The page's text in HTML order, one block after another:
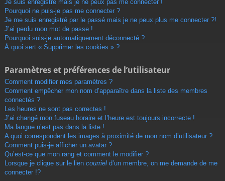
Je suis enregistré mais je ne peux pas me connecter !
Pourquoi ne puis-je pas me connecter ?
Je me suis enregistré par le passé mais je ne peux plus me connecter ?!
J’ai perdu mon mot de passe !
Pourquoi suis-je automatiquement déconnecté ?
À quoi sert « Supprimer les cookies » ?
Paramètres et préférences de l’utilisateur
Comment modifier mes paramètres ?
Comment empêcher mon nom d’apparaître dans la liste des membres
connectés ?
Les heures ne sont pas correctes !
J’ai changé mon fuseau horaire et l’heure est toujours incorrecte !
Ma langue n’est pas dans la liste !
A quoi correspondent les images à proximité de mon nom d’utilisateur ?
Comment puis-je afficher un avatar ?
Qu’est-ce que mon rang et comment le modifier ?
Lorsque je clique sur le lien courriel d’un membre, on me demande de me
connecter !?